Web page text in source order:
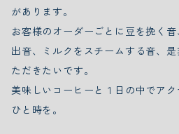
があります。
お客様のオーダーごとに豆を挽く
出音、ミルクをスチームする音、
ただきたいです。
美味しいコーヒーと１日の中でア
ひと時を。